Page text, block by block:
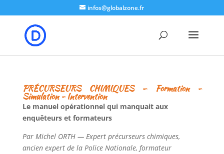
google-site-verification: google8b5302a50e574b7b.html
infos@globalzone.fr
PRÉCURSEURS CHIMIQUES — Formation -
Simulation - Intervention
Le manuel opérationnel qui manquait aux
enquêteurs et formateurs
Par Michel ORTH — Expert précurseurs chimiques,
ancien expert de la Police Nationale, formateur